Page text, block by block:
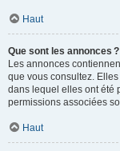
Haut
Que sont les annonces ?
Les annonces
que vous consultez.
dans lequel elles ont été
permissions associées
Haut